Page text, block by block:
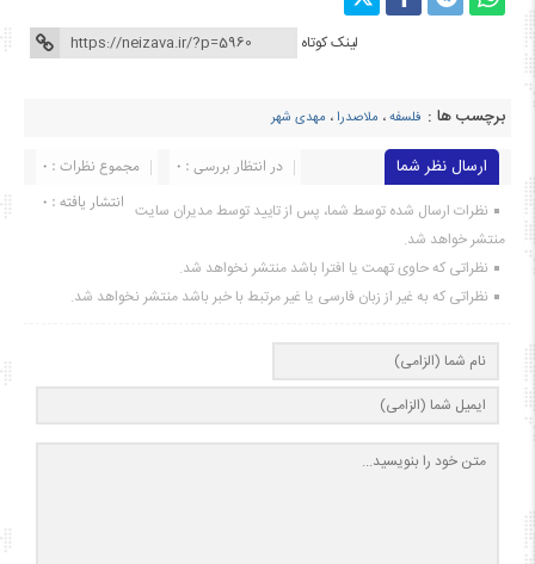
لینک کوتاه
برچسب ها : فلسفه، ملاصدرا ، مهدی شهر
ارسال نظر شما مجموع نظرات : 0
در انتظار بررسی : 0
انتشار یافته : ۰ نظرات ارسال شده توسط شما، پس از تایید توسط مدیران سایت
منتشر خواهد شد.
نظراتی که حاوی تهمت یا افترا باشد منتشر نخواهد شد.
نظراتی که به غیر از زبان فارسی یا غیر مرتبط با خبر باشد منتشر نخواهد شد.